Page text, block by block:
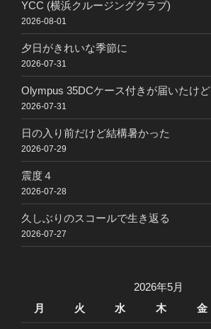
YCC (横浜クルージングクラブ)
2026-08-01
夕日がきれいな季節に
2026-07-31
Olympus 35DCケース付きが届いたけど
2026-07-31
日の入り前だけど結構暑かった
2026-07-29
震度４
2026-07-28
久しぶりのスコールで生き返る
2026-07-27
2026年5月
月
火 水 木 金